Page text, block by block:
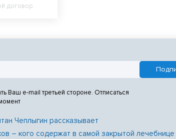
договор.
Ваш e-mail третьей стороне. Отписаться
Чеплыгин рассказывает
– кого содержат в самой закрытой